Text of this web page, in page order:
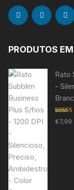
PRODUTOS
Rato
-
5.00de
€7,99